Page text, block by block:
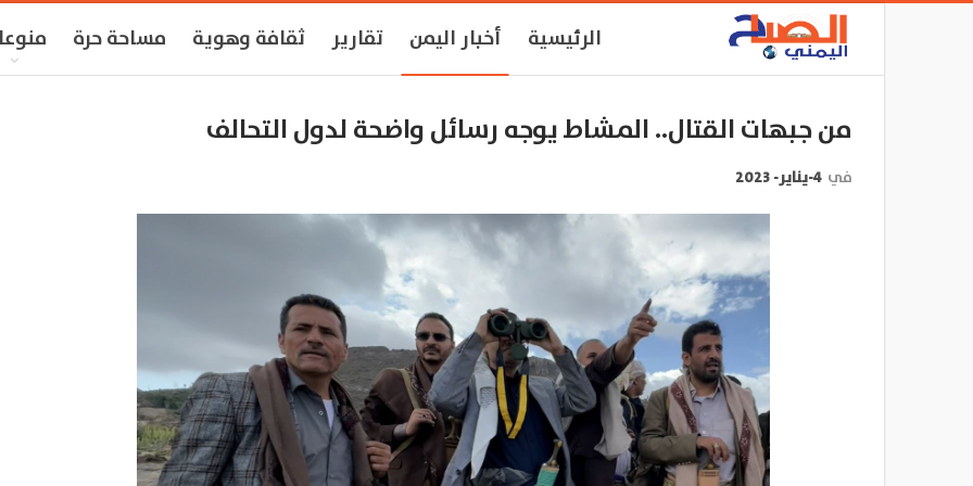
الرئيسية أخبار اليمن تقارير ثقافة وهوية مساحة حرة
من جبهات القتال.. المشاط يوجه رسائل واضحة لدول التحالف
في 4-يناير- 2023